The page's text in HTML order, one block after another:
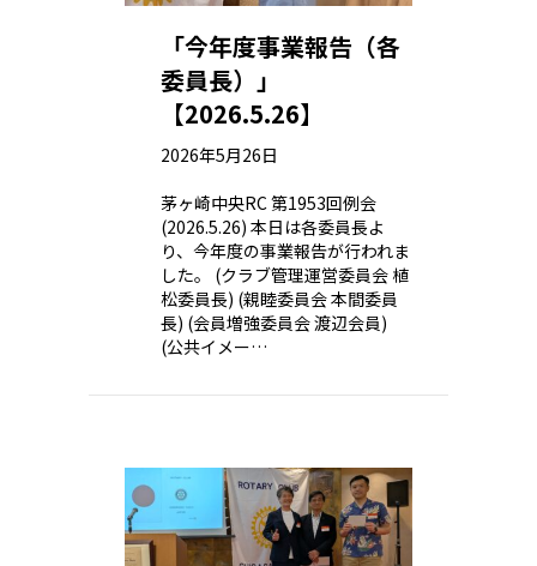
「今年度事業報告（各
委員長）」
【2026.5.26】
2026年5月26日
茅ヶ崎中央RC 第1953回例会
(2026.5.26) 本日は各委員長よ
り、今年度の事業報告が行われま
した。 (クラブ管理運営委員会 植
松委員長) (親睦委員会 本間委員
長) (会員増強委員会 渡辺会員)
(公共イメー…